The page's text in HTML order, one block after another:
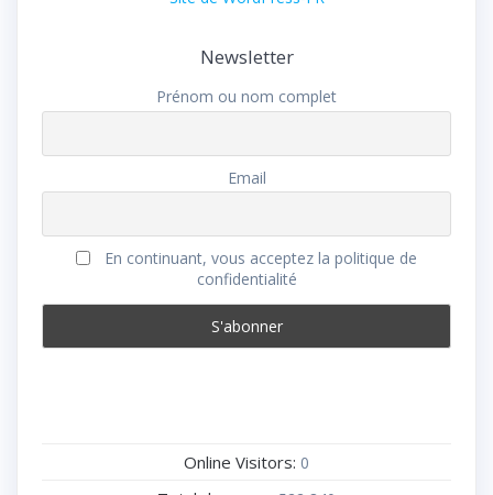
Newsletter
Prénom ou nom complet
Email
En continuant, vous acceptez la politique de
confidentialité
Online Visitors: 0